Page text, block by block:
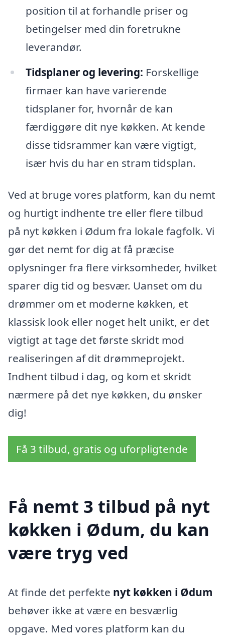
position til at forhandle priser og
betingelser med din foretrukne
leverandør.
Tidsplaner og levering: Forskellige
firmaer kan have varierende
tidsplaner for, hvornår de kan
færdiggøre dit nye køkken. At kende
disse tidsrammer kan være vigtigt,
især hvis du har en stram tidsplan.
Ved at bruge vores platform, kan du nemt
og hurtigt indhente tre eller flere tilbud
på nyt køkken i Ødum fra lokale fagfolk. Vi
gør det nemt for dig at få præcise
oplysninger fra flere virksomheder, hvilket
sparer dig tid og besvær. Uanset om du
drømmer om et moderne køkken, et
klassisk look eller noget helt unikt, er det
vigtigt at tage det første skridt mod
realiseringen af dit drømmeprojekt.
Indhent tilbud i dag, og kom et skridt
nærmere på det nye køkken, du ønsker
dig!
Få 3 tilbud, gratis og uforpligtende
Få nemt 3 tilbud på nyt
køkken i Ødum, du kan
være tryg ved
At finde det perfekte nyt køkken i Ødum
behøver ikke at være en besværlig
opgave. Med vores platform kan du